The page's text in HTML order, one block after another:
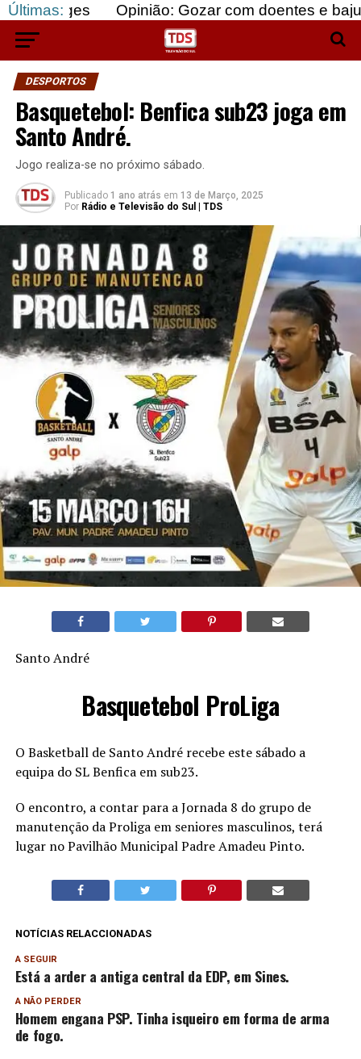
Últimas:
Opinião: Gozar com doentes e bajular os
DESPORTOS
Basquetebol: Benfica sub23 joga em
Santo André.
Jogo realiza-se no próximo sábado.
Publicado 1 ano atrás em 13 de Março, 2025
Por Rádio e Televisão do Sul | TDS
Santo André
Basquetebol ProLiga
O Basketball de Santo André recebe este sábado a
equipa do SL Benfica em sub23.
O encontro, a contar para a Jornada 8 do grupo de
manutenção da Proliga em seniores masculinos, terá
lugar no Pavilhão Municipal Padre Amadeu Pinto.
NOTÍCIAS RELACCIONADAS
A SEGUIR
Está a arder a antiga central da EDP, em Sines.
A NÃO PERDER
Homem engana PSP. Tinha isqueiro em forma de arma
de fogo.